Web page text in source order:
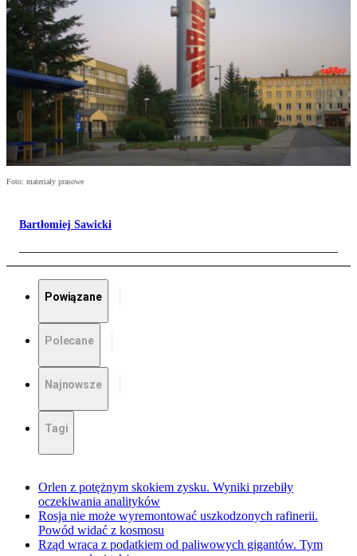
Foto: materiały prasowe
Bartłomiej Sawicki
Powiązane
Polecane
Najnowsze
Tagi
Orlen z potężnym skokiem zysku. Wyniki przebiły
oczekiwania analityków
Rosja nie może wyremontować uszkodzonych rafinerii.
Powód widać z kosmosu
Rząd wraca z podatkiem od paliwowych gigantów. Tym